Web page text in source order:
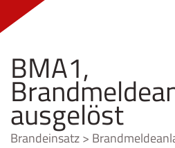
BMA1,
ausgelöst
Brandeinsatz >